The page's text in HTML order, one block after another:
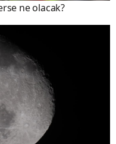
ne olacak?